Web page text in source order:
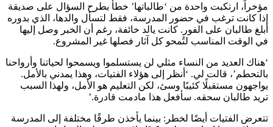
مؤخراً، ارتكبت واحدة من ‘طالباتها’ خطأ بطرح السؤال على صديقة
إذا كانت ترغب في حضور المدرسة، فقط لتسأل والدها، الذي بدوره
أبلغ طالبان على الفور. كانت يالد خائفة، رغم أن الخبر وصل إليها
في الوقت المناسب لتُمحو كل آثار فصلها غير المشروع.
‘هناك العديد من النساء مثلي لن يستسلموا ويسمحوا لحياتنا وأرواحنا
بالتحطم’، قالت لي. ‘أنظر إلى هؤلاء الفتيات، وهذا يمدني بالأمل.
يواجهون مستقبلًا كئيبًا وسئ، لكن التعليم هو الأمل، ولهذا السبب
تريد طالبان سحقه. سأفعل هذا مادمت قادرة.’
تتعرض الفتيات أيضًا لخطر: بينما يأخذن طرقًا مختلفة إلى المدرسة